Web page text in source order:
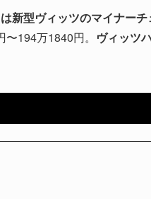
は新型ヴィッツのマイナー
〜194万1840円。 ヴィッツ